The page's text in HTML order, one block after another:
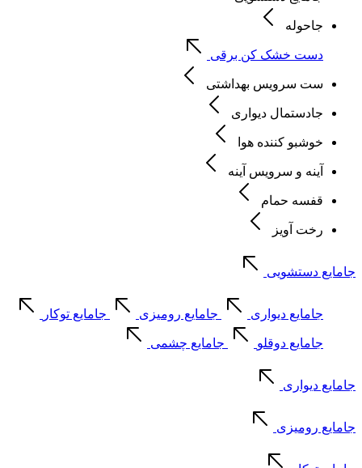
جاحوله
دست خشک کن برقی
ست سرویس بهداشتی
جادستمال دیواری
خوشبو کننده هوا
آینه و سرویس آینه
قفسه حمام
رخت آویز
جامایع دستشویی
جامایع دیواری جامایع رومیزی جامایع توکار
جامایع دوقلو جامایع چشمی
جامایع دیواری
جامایع رومیزی